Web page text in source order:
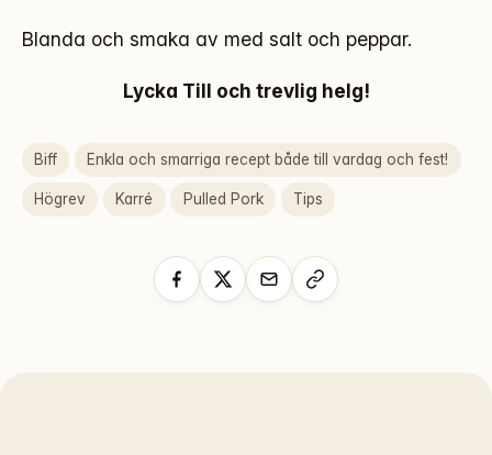
Blanda och smaka av med salt och peppar.
Lycka Till och trevlig helg!
Biff Enkla och smarriga recept både till vardag och fest!
Högrev Karré Pulled Pork Tips